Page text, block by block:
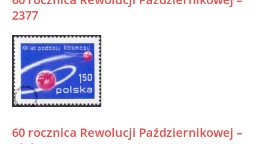
2377
60 rocznica Rewolucji Październikowej –